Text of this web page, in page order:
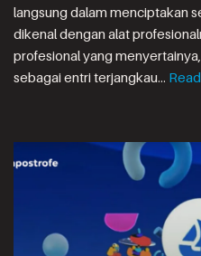
langsung dalam menciptakan
dikenal dengan alat
profesional yang
sebagai entri terjangkau…